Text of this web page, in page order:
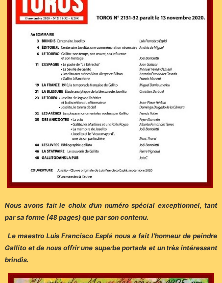
Nous avons fait le choix d’un numéro spécial exceptionnel, tant
par sa forme (48 pages) que par son contenu.
Le maestro Luis Francisco Esplá nous a fait l’honneur de peindre
Gallito et de nous offrir une superbe portada et un très intéressant
brindis.